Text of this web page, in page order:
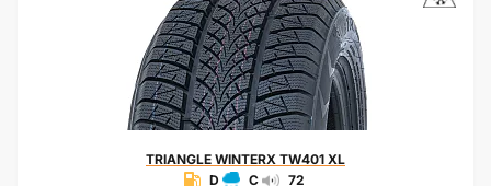
TRIANGLE WINTERX TW401 XL
D
C 72